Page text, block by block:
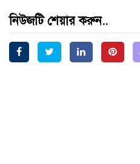
নিউজটি শেয়ার করুন..